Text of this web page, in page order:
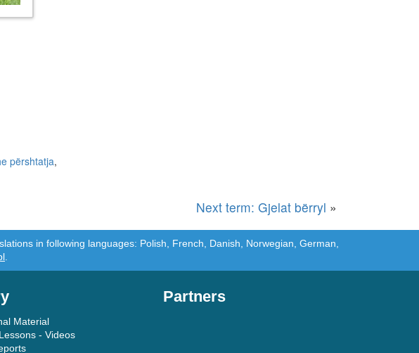
përshtatja,
Next term: Gjelat bërryl »
in following languages: Polish, French, Danish, Norwegian, German,
.
Material
- Videos
Partners